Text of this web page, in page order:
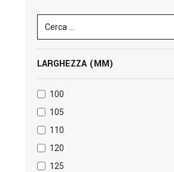
LARGHEZZA (MM)
100
105
110
120
125